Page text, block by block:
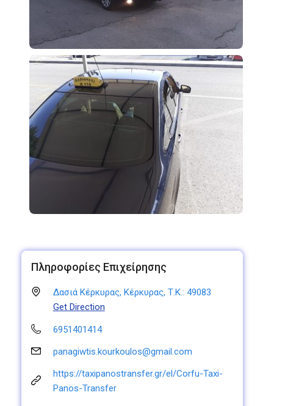
Πληροφορίες Επιχείρησης
Δασιά Κέρκυρας, Κέρκυρας, Τ.Κ.: 49083
Get Direction
6951401414
panagiwtis.kourkoulos@gmail.com
https://taxipanostransfer.gr/el/Corfu-Taxi-
Panos-Transfer